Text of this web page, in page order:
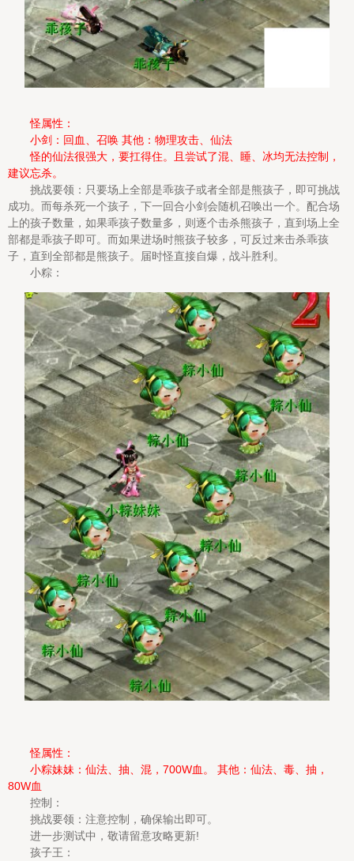
怪属性：
小剑：回血、召唤 其他：物理攻击、仙法
怪的仙法很强大，要扛得住。且尝试了混、睡、冰均无法控制，
建议忘杀。
挑战要领：只要场上全部是乖孩子或者全部是熊孩子，即可挑战
成功。而每杀死一个孩子，下一回合小剑会随机召唤出一个。配合场
上的孩子数量，如果乖孩子数量多，则逐个击杀熊孩子，直到场上全
部都是乖孩子即可。而如果进场时熊孩子较多，可反过来击杀乖孩
子，直到全部都是熊孩子。届时怪直接自爆，战斗胜利。
小粽：
怪属性：
小粽妹妹：仙法、抽、混，700W血。 其他：仙法、毒、抽，
80W血
控制：
挑战要领：注意控制，确保输出即可。
进一步测试中，敬请留意攻略更新!
孩子王：